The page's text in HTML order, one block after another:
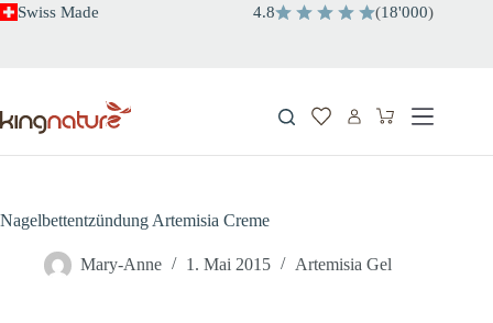
ZumSwiss Made 4.8 (18'000)
Warenkorb
Nagelbettentzündung Artemisia Creme
Mary-Anne 1. Mai 2015 Artemisia Gel